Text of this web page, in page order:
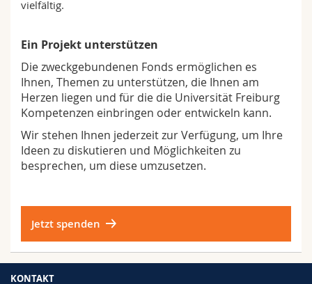
vielfältig.
Ein Projekt unterstützen
Die zweckgebundenen Fonds ermöglichen es
Ihnen, Themen zu unterstützen, die Ihnen am
Herzen liegen und für die die Universität Freiburg
Kompetenzen einbringen oder entwickeln kann.
Wir stehen Ihnen jederzeit zur Verfügung, um Ihre
Ideen zu diskutieren und Möglichkeiten zu
besprechen, um diese umzusetzen.
Jetzt spenden
KONTAKT